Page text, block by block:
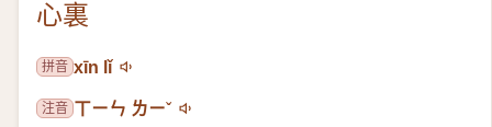
心裏
拼音 xīn lǐ
注音 ㄒㄧㄣ ㄌㄧˇ